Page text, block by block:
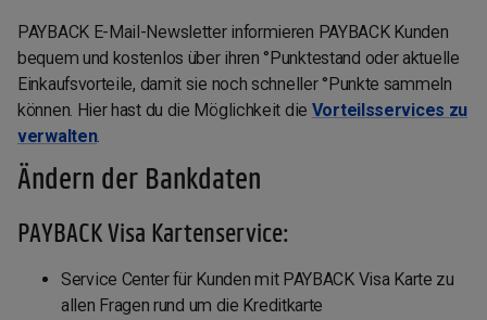
PAYBACK E-Mail-Newsletter informieren PAYBACK Kunden
bequem und kostenlos über ihren °Punktestand oder aktuelle
Einkaufsvorteile, damit sie noch schneller °Punkte sammeln
können. Hier hast du die Möglichkeit die Vorteilsservices zu
verwalten.
Ändern der Bankdaten
PAYBACK Visa Kartenservice:
Service Center für Kunden mit PAYBACK Visa Karte zu
allen Fragen rund um die Kreditkarte